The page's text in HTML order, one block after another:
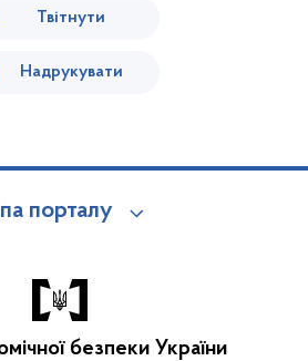
Твітнути
Надрукувати
порталу
безпеки України